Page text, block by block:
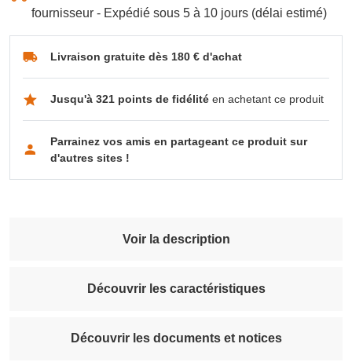
fournisseur - Expédié sous 5 à 10 jours (délai estimé)
Livraison gratuite dès 180 € d'achat
Jusqu'à 321 points de fidélitéen achetant ce produit
Parrainez vos amis en partageant ce produit sur
d'autres sites !
Voir la description
Découvrir les caractéristiques
Découvrir les documents et notices